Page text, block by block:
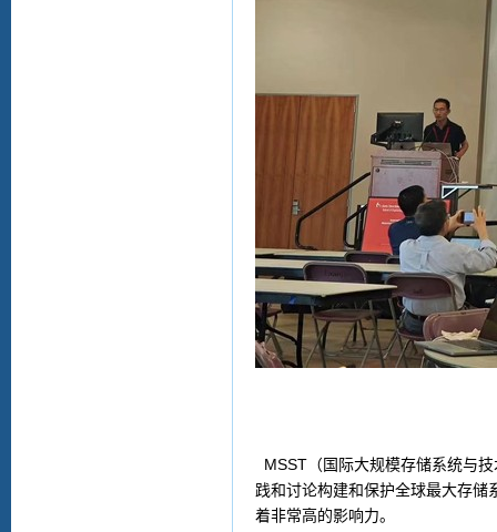
MSST （国际大规模存储系统与
践和讨论构建和保护全球最大存
着非常高的影响力。